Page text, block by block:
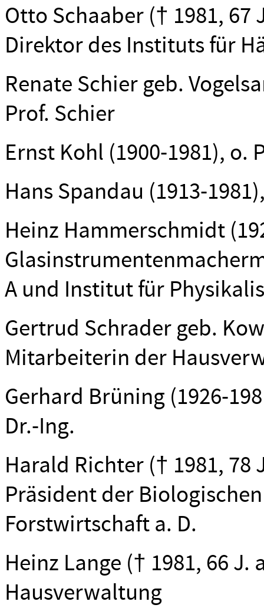
Otto Schaaber († 1981,
Direktor des Instituts für
Renate Schier geb.
Prof. Schier
Ernst Kohl (1900-1981), o.
Hans Spandau (1913-
Heinz Hammerschmidt
A und Institut für
Gertrud Schrader geb.
Mitarbeiterin der
Gerhard Brüning (1926-
Dr.-Ing.
Harald Richter († 1981, 78
Präsident der
Forstwirtschaft a. D.
Heinz Lange († 1981, 66
Hausverwaltung